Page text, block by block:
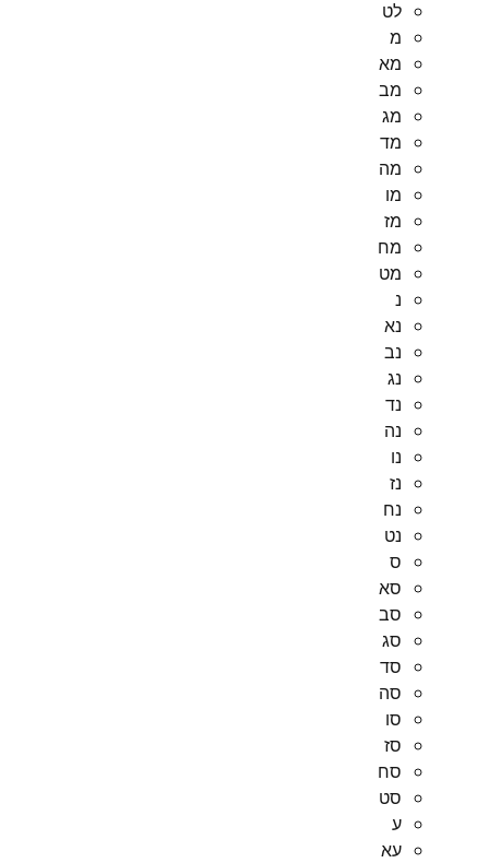
לט
מ
מא
מב
מג
מד
מה
מו
מז
מח
מט
נ
נא
נב
נג
נד
נה
נו
נז
נח
נט
ס
סא
סב
סג
סד
סה
סו
סז
סח
סט
ע
עא